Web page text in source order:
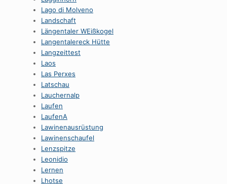
Lago di Molveno
Landschaft
Längentaler WEißkogel
Langentalereck Hütte
Langzeittest
Laos
Las Perxes
Latschau
Lauchernalp
Laufen
LaufenA
Lawinenausrüstung
Lawinenschaufel
Lenzspitze
Leonidio
Lernen
Lhotse